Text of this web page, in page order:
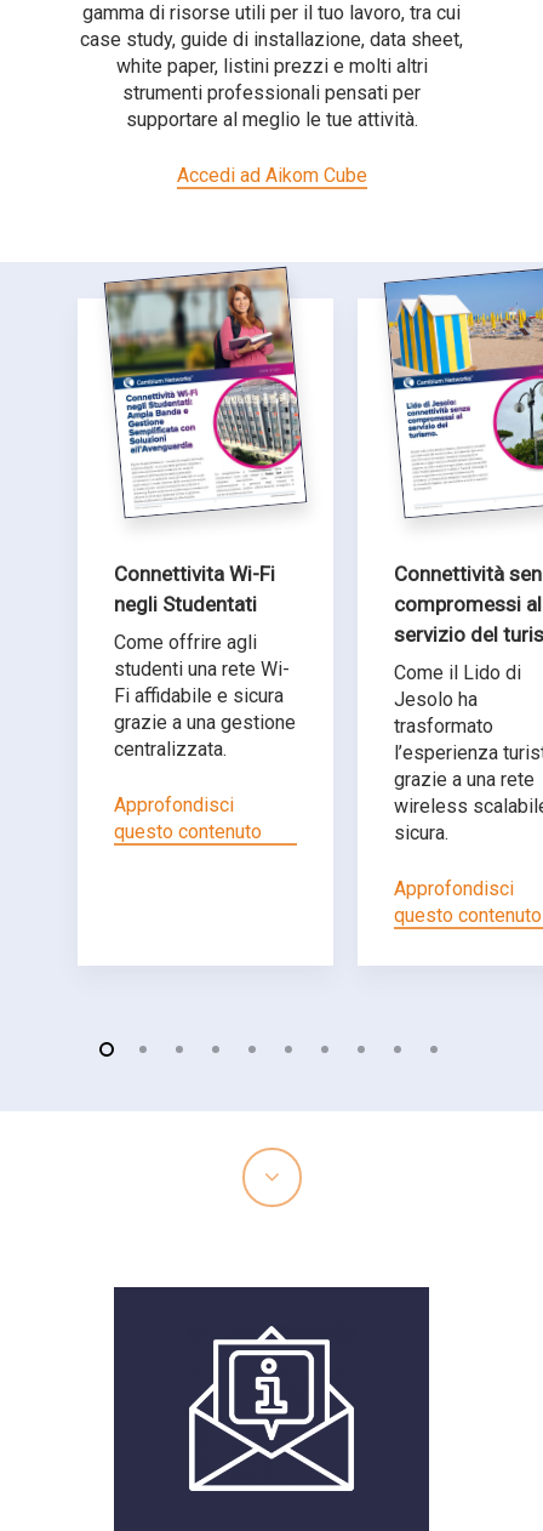
gamma di risorse utili per il tuo lavoro, tra cui
case study, guide di installazione, data sheet,
white paper, listini prezzi e molti altri
strumenti professionali pensati per
supportare al meglio le tue attività.
Accedi ad Aikom Cube
Connettivita Wi-Fi
negli Studentati
Come offrire agli
studenti una rete Wi-
Fi affidabile e sicura
grazie a una gestione
centralizzata.
Approfondisci
questo contenuto
Connettività
compromessi al
servizio del
Come il Lido di
Jesolo ha
trasformato
l’esperienza
grazie a una rete
wireless
sicura.
Approfondisci
questo contenuto